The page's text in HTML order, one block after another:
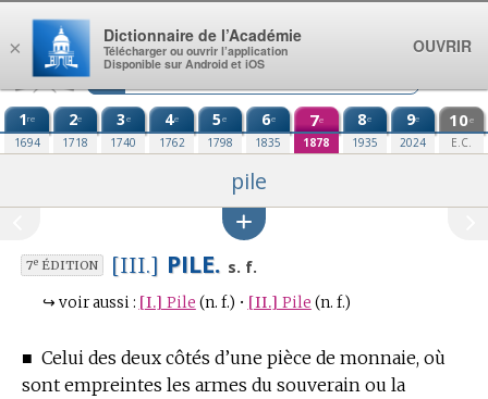
Aller au contenu
1re
1694
2e
1718
3e
1740
4e
1762
5e
1798
6e
1835
7e
1878
8e
1935
9e
2024
10e
E.C.
pile
7eÉDITION [III.] PILE. s. f.
↪ voir aussi : [I.] Pile (n. f.) • [II.] Pile (n. f.)
■ Celui des deux côtés d’une pièce de monnaie, où
sont empreintes les armes du souverain ou la
×
Dictionnaire de l’Académie
Télécharger ou ouvrir l’application
Disponible sur Android et iOS
OUVRIR